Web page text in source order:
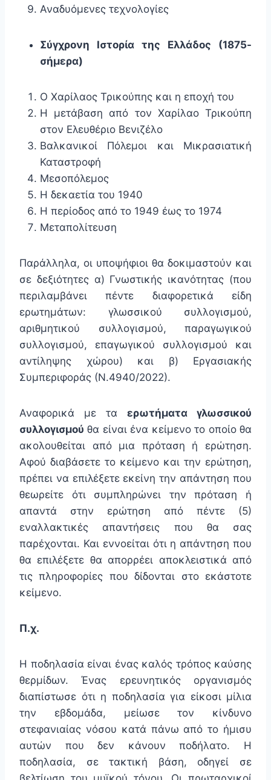
Αναδυόμενες τεχνολογίες
Σύγχρονη Ιστορία της Ελλάδος (1875-
σήμερα)
Ο Χαρίλαος Τρικούπης και η εποχή του
Η μετάβαση από τον Χαρίλαο Τρικούπη
στον Ελευθέριο Βενιζέλο
Βαλκανικοί Πόλεμοι και Μικρασιατική
Καταστροφή
Μεσοπόλεμος
Η δεκαετία του 1940
Η περίοδος από το 1949 έως το 1974
Μεταπολίτευση
Παράλληλα, οι υποψήφιοι θα δοκιμαστούν και
σε δεξιότητες α) Γνωστικής ικανότητας (που
περιλαμβάνει πέντε διαφορετικά είδη
ερωτημάτων: γλωσσικού συλλογισμού,
αριθμητικού συλλογισμού, παραγωγικού
συλλογισμού, επαγωγικού συλλογισμού και
αντίληψης χώρου) και β) Εργασιακής
Συμπεριφοράς (Ν.4940/2022).
Αναφορικά με τα ερωτήματα γλωσσικού
συλλογισμού θα είναι ένα κείμενο το οποίο θα
ακολουθείται από μια πρόταση ή ερώτηση.
Αφού διαβάσετε το κείμενο και την ερώτηση,
πρέπει να επιλέξετε εκείνη την απάντηση που
θεωρείτε ότι συμπληρώνει την πρόταση ή
απαντά στην ερώτηση από πέντε (5)
εναλλακτικές απαντήσεις που θα σας
παρέχονται. Και εννοείται ότι η απάντηση που
θα επιλέξετε θα απορρέει αποκλειστικά από
τις πληροφορίες που δίδονται στο εκάστοτε
κείμενο.
Π.χ.
Η ποδηλασία είναι ένας καλός τρόπος καύσης
θερμίδων. Ένας ερευνητικός οργανισμός
διαπίστωσε ότι η ποδηλασία για είκοσι μίλια
την εβδομάδα, μείωσε τον κίνδυνο
στεφανιαίας νόσου κατά πάνω από το ήμισυ
αυτών που δεν κάνουν ποδήλατο. Η
ποδηλασία, σε τακτική βάση, οδηγεί σε